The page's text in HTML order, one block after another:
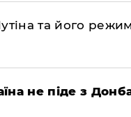
та його
не піде з